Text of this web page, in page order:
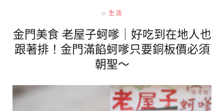
In 生活
金門美食 老屋子蚵嗲｜好吃到在地人也
跟著排！金門滿餡蚵嗲只要銅板價必須
朝聖～